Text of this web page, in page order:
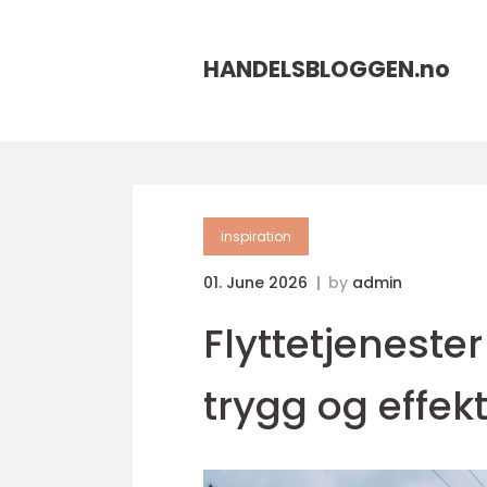
HANDELSBLOGGEN.no
inspiration
01. June 2026 by admin
trygg og